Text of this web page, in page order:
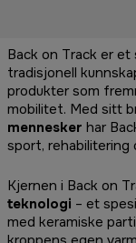
Back on Track er
tradisjonell
produkter som
mobilitet. Med sitt
mennesker har
sport, rehabilitering
Kjernen i Back on
teknologi – et
med keramiske